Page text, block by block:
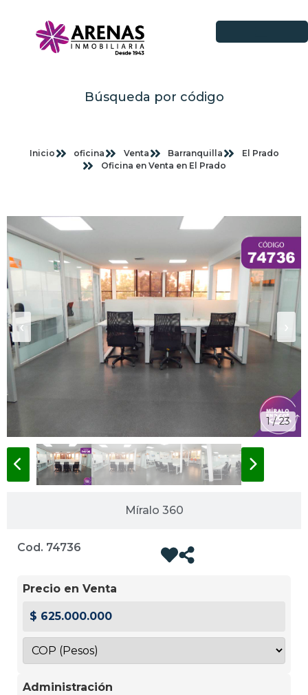
Búsqueda por código
Inicio oficina Venta Barranquilla
El Prado
Oficina en Venta en El Prado
Míralo 360
1 / 23
‹ ›
Cod. 74736
Precio en Venta
$ 625.000.000
Administración